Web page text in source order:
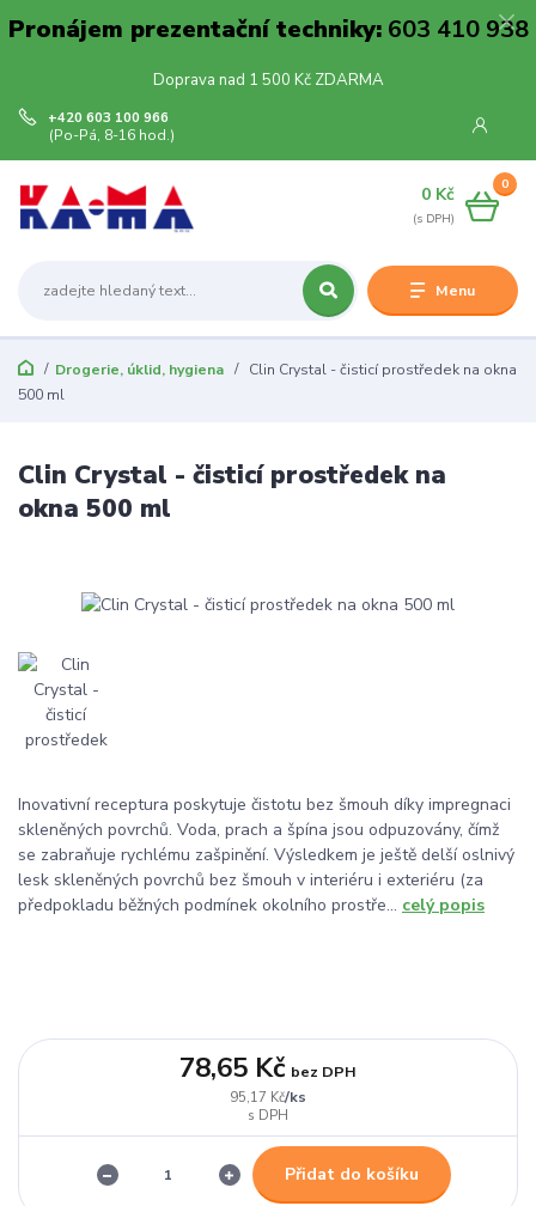
Pronájem prezentační techniky:603 410 938
Doprava nad 1 500 Kč ZDARMA
Menu
+420 603 100 966
(Po-Pá, 8-16 hod.)
0
0 Kč
Drogerie, úklid, hygiena
Clin Crystal - čisticí prostředek na okna
500 ml
Clin Crystal - čisticí prostředek na
okna 500 ml
Inovativní receptura poskytuje čistotu bez šmouh díky impregnaci
skleněných povrchů. Voda, prach a špína jsou odpuzovány, čímž
se zabraňuje rychlému zašpinění. Výsledkem je ještě delší oslnivý
lesk skleněných povrchů bez šmouh v interiéru i exteriéru (za
předpokladu běžných podmínek okolního prostře... celý popis
95,17 Kč/ks
78,65 Kč bez DPH
Přidat do košíku